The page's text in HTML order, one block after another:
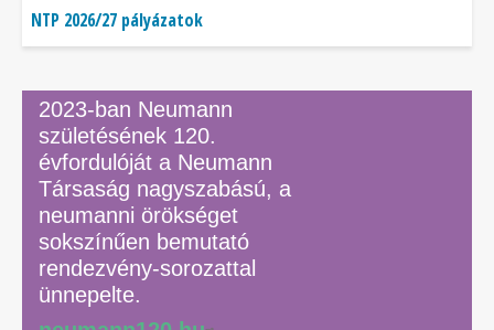
NTP 2026/27 pályázatok
2023-ban Neumann
születésének 120.
évfordulóját a Neumann
Társaság nagyszabású, a
neumanni örökséget
sokszínűen bemutató
rendezvény-sorozattal
ünnepelte.